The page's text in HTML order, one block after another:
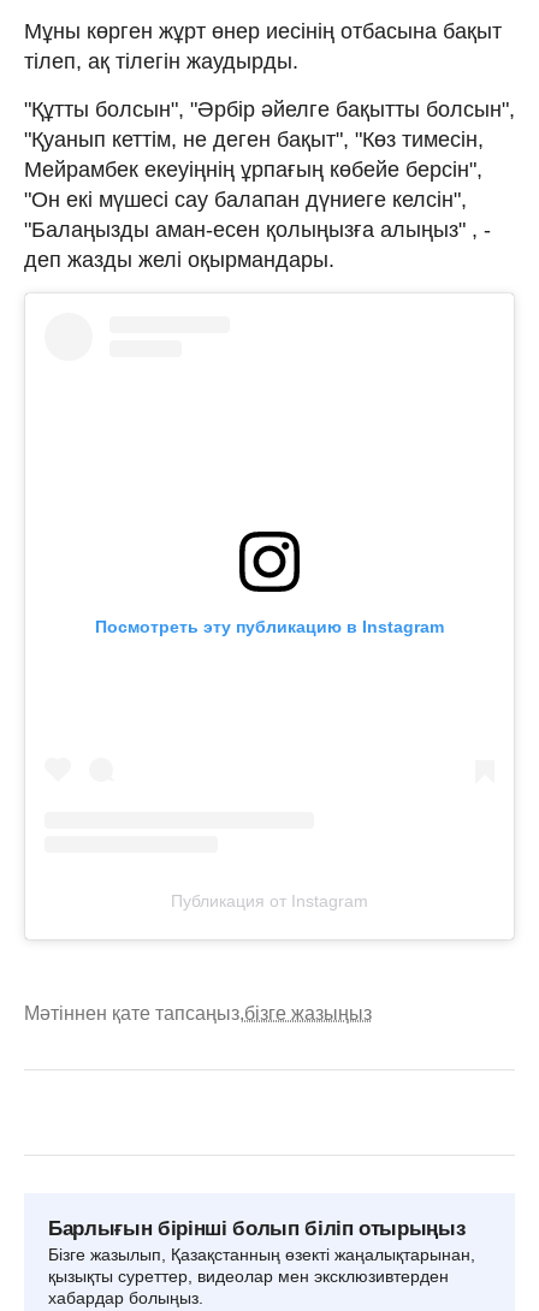
Мұны көрген жұрт өнер иесінің отбасына бақыт
тілеп, ақ тілегін жаудырды.
"Құтты болсын", "Әрбір әйелге бақытты болсын",
"Қуанып кеттім, не деген бақыт", "Көз тимесін,
Мейрамбек екеуіңнің ұрпағың көбейе берсін",
"Он екі мүшесі сау балапан дүниеге келсін",
"Балаңызды аман-есен қолыңызға алыңыз" , -
деп жазды желі оқырмандары.
Посмотреть эту публикацию в Instagram
Публикация от Instagram
Мәтіннен қате тапсаңыз,бізге жазыңыз
Барлығын бірінші болып біліп отырыңыз
Бізге жазылып, Қазақстанның өзекті жаңалықтарынан,
қызықты суреттер, видеолар мен эксклюзивтерден
хабардар болыңыз.